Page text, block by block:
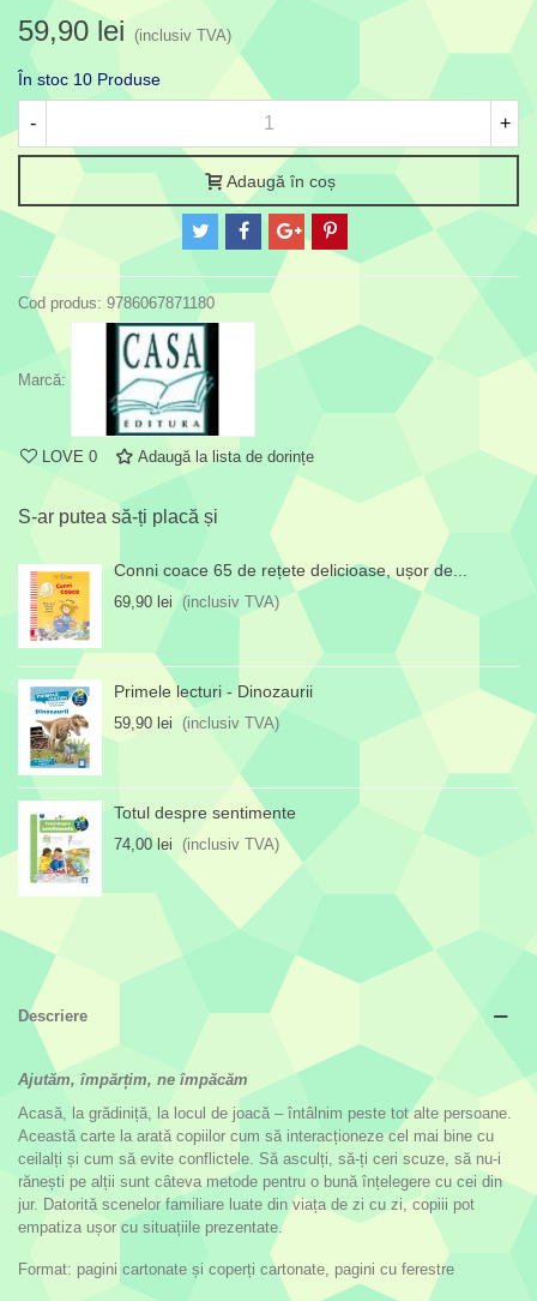
59,90 lei (inclusiv TVA)
În stoc 10 Produse
- +
Adaugă în coș
Cod produs: 9786067871180
Marcă:
LOVE 0 Adaugă la lista de dorințe
S-ar putea să-ți placă și
Conni coace 65 de rețete delicioase, ușor de...
69,90 lei (inclusiv TVA)
Primele lecturi - Dinozaurii
59,90 lei (inclusiv TVA)
Totul despre sentimente
74,00 lei (inclusiv TVA)
Descriere
Ajutăm, împărțim, ne împăcăm
Acasă, la grădiniță, la locul de joacă – întâlnim peste tot alte persoane.
Această carte la arată copiilor cum să interacționeze cel mai bine cu
ceilalți și cum să evite conflictele. Să asculți, să-ți ceri scuze, să nu-i
rănești pe alții sunt câteva metode pentru o bună înțelegere cu cei din
jur. Datorită scenelor familiare luate din viața de zi cu zi, copiii pot
empatiza ușor cu situațiile prezentate.
Format: pagini cartonate și coperți cartonate, pagini cu ferestre